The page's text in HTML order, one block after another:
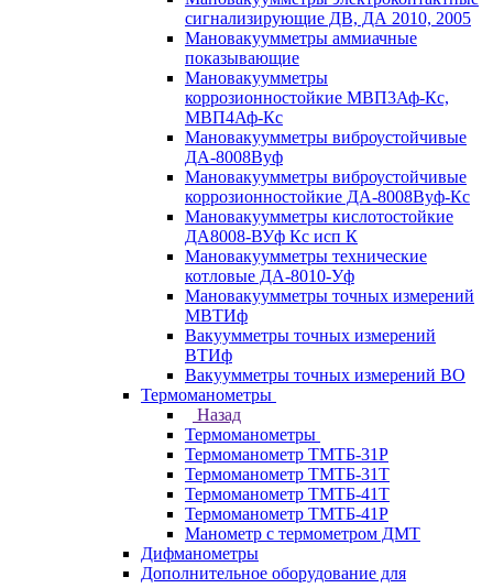
сигнализирующие ДВ, ДА 2010, 2005
Мановакуумметры аммиачные
показывающие
Мановакуумметры
коррозионностойкие МВП3Аф-Кс,
МВП4Аф-Кс
Мановакуумметры виброустойчивые
ДА-8008Вуф
Мановакуумметры виброустойчивые
коррозионностойкие ДА-8008Вуф-Кс
Мановакуумметры кислотостойкие
ДА8008-ВУф Кс исп К
Мановакуумметры технические
котловые ДА-8010-Уф
Мановакуумметры точных измерений
МВТИф
Вакуумметры точных измерений
ВТИф
Вакуумметры точных измерений ВО
Термоманометры
Назад
Термоманометры
Термоманометр ТМТБ-31Р
Термоманометр ТМТБ-31Т
Термоманометр ТМТБ-41Т
Термоманометр ТМТБ-41Р
Манометр с термометром ДМТ
Дифманометры
Дополнительное оборудование для